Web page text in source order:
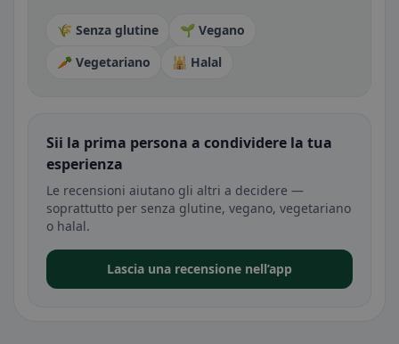
🌾 Senza glutine
🌱 Vegano
🥕 Vegetariano
🕌 Halal
Sii la prima persona a condividere la tua
esperienza
Le recensioni aiutano gli altri a decidere —
soprattutto per senza glutine, vegano, vegetariano
o halal.
Lascia una recensione nell’app